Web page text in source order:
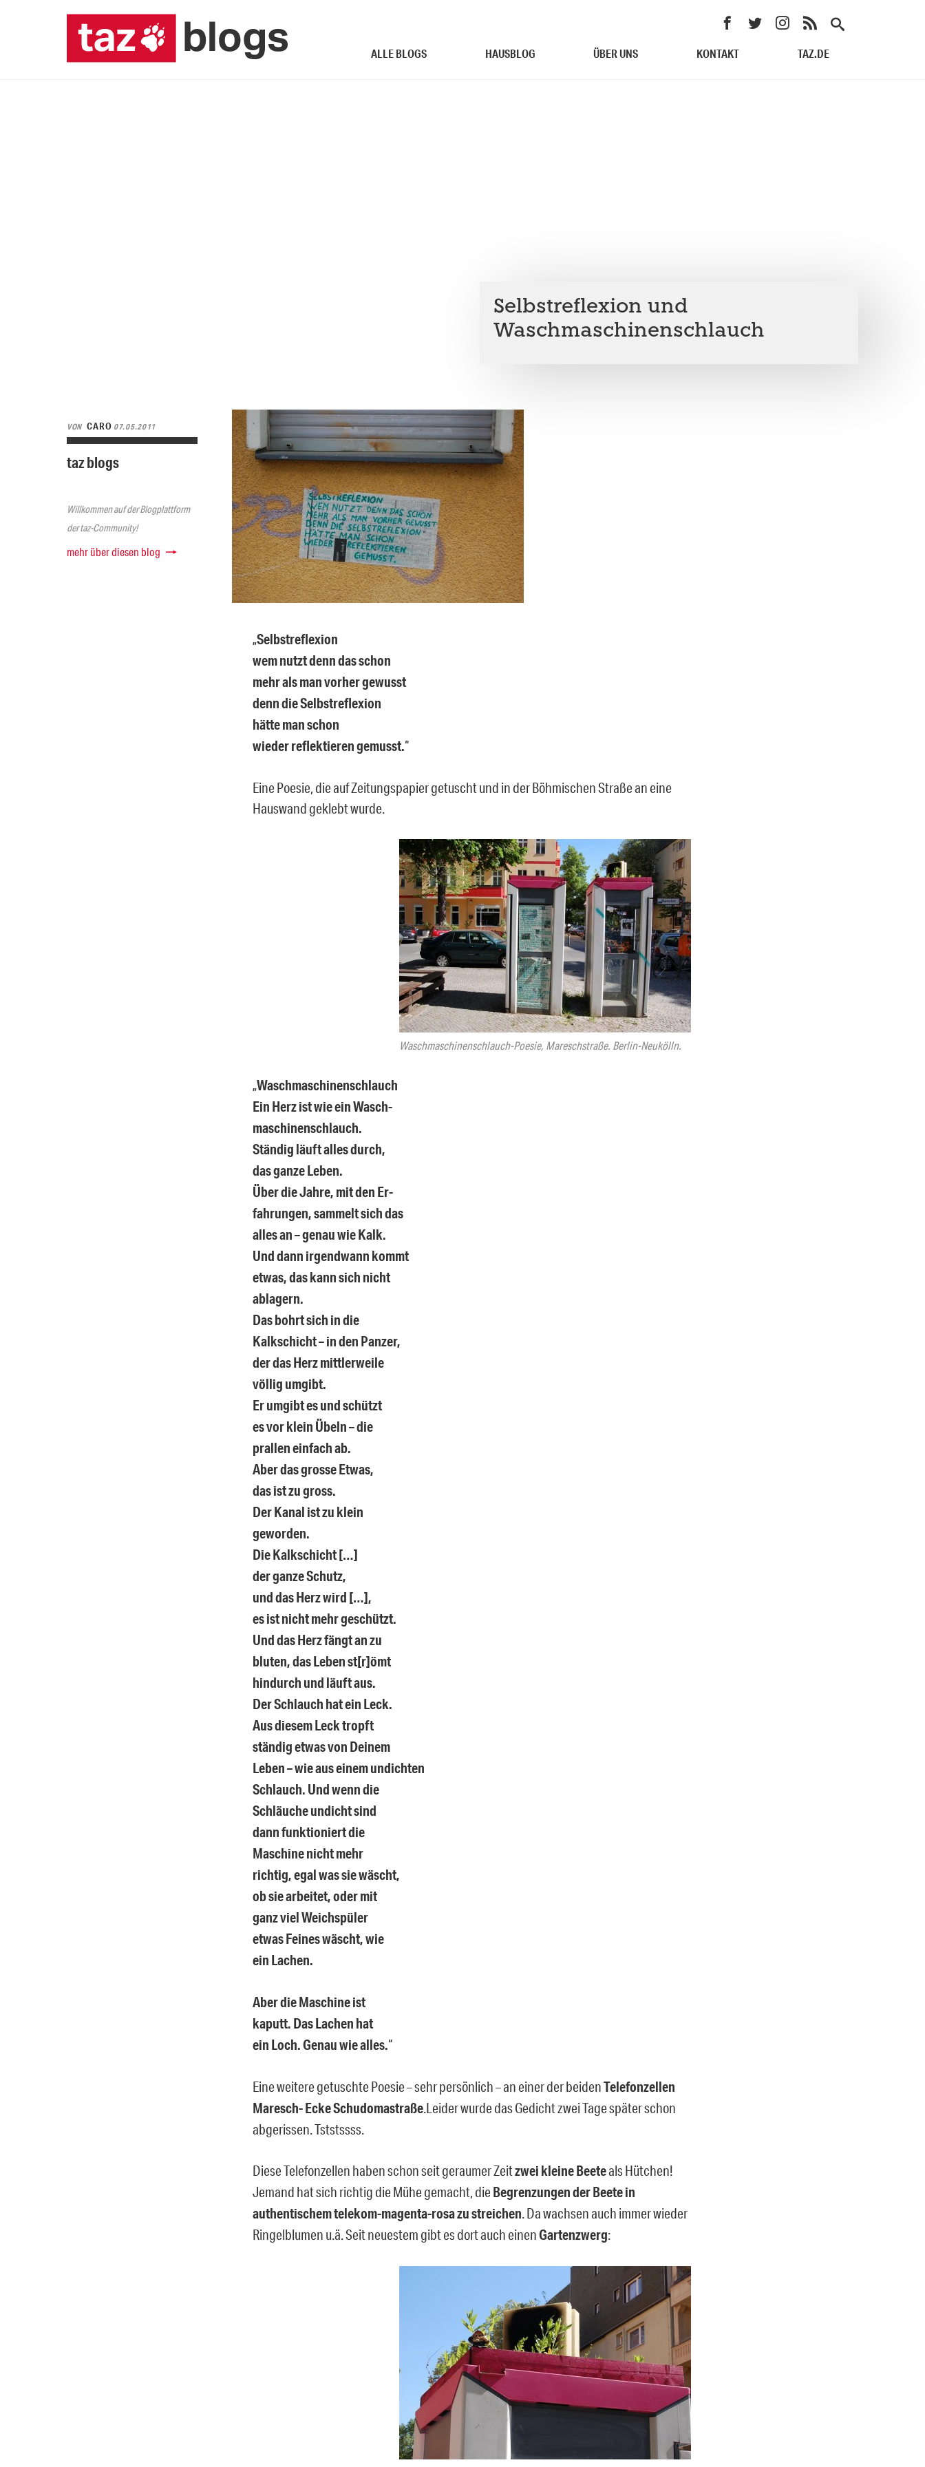
ALLE BLOGS HAUSBLOG ÜBER UNS KONTAKT TAZ.DE
Selbstreflexion und
Waschmaschinenschlauch
VON CARO 07.05.2011
taz blogs
Willkommen auf der Blogplattform
der taz-Community!
mehr über diesen blog
„Selbstreflexion
wem nutzt denn das schon
mehr als man vorher gewusst
denn die Selbstreflexion
hätte man schon
wieder reflektieren gemusst.“
Eine Poesie, die auf Zeitungspapier getuscht und in der Böhmischen Straße an eine
Hauswand geklebt wurde.
Waschmaschinenschlauch-Poesie, Mareschstraße. Berlin-Neukölln.
„Waschmaschinenschlauch
Ein Herz ist wie ein Wasch-
maschinenschlauch.
Ständig läuft alles durch,
das ganze Leben.
Über die Jahre, mit den Er-
fahrungen, sammelt sich das
alles an – genau wie Kalk.
Und dann irgendwann kommt
etwas, das kann sich nicht
ablagern.
Das bohrt sich in die
Kalkschicht – in den Panzer,
der das Herz mittlerweile
völlig umgibt.
Er umgibt es und schützt
es vor klein Übeln – die
prallen einfach ab.
Aber das grosse Etwas,
das ist zu gross.
Der Kanal ist zu klein
geworden.
Die Kalkschicht […]
der ganze Schutz,
und das Herz wird […],
es ist nicht mehr geschützt.
Und das Herz fängt an zu
bluten, das Leben st[r]ömt
hindurch und läuft aus.
Der Schlauch hat ein Leck.
Aus diesem Leck tropft
ständig etwas von Deinem
Leben – wie aus einem undichten
Schlauch. Und wenn die
Schläuche undicht sind
dann funktioniert die
Maschine nicht mehr
richtig, egal was sie wäscht,
ob sie arbeitet, oder mit
ganz viel Weichspüler
etwas Feines wäscht, wie
ein Lachen.
Aber die Maschine ist
kaputt. Das Lachen hat
ein Loch. Genau wie alles.“
Eine weitere getuschte Poesie – sehr persönlich – an einer der beidenTelefonzellen
Maresch- Ecke Schudomastraße.Leider wurde das Gedicht zwei Tage später schon
abgerissen. Tststssss.
Diese Telefonzellen haben schon seit geraumer Zeitzwei kleine Beeteals Hütchen!
Jemand hat sich richtig die Mühe gemacht, dieBegrenzungen der Beete in
authentischem telekom-magenta-rosa zu streichen. Da wachsen auch immer wieder
Ringelblumen u.ä. Seit neuestem gibt es dort auch einenGartenzwerg: